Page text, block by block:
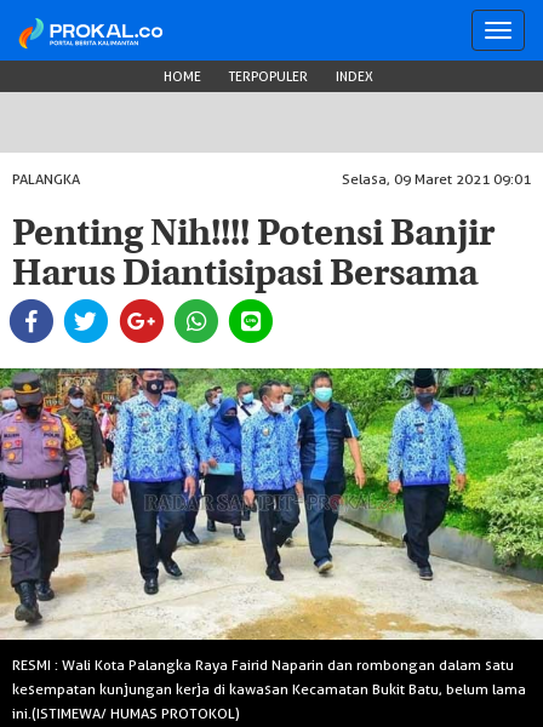
HOME TERPOPULER INDEX
PALANGKA Selasa, 09 Maret 2021 09:01
Penting Nih!!!! Potensi Banjir
Harus Diantisipasi Bersama
RESMI : Wali Kota Palangka Raya Fairid Naparin dan rombongan dalam satu
kesempatan kunjungan kerja di kawasan Kecamatan Bukit Batu, belum lama
ini.(ISTIMEWA/ HUMAS PROTOKOL)